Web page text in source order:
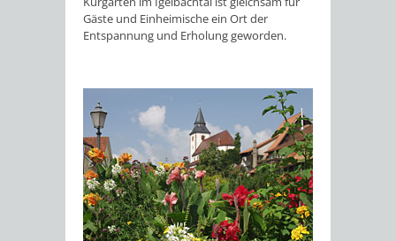
Gäste und Einheimische ein Ort der
Entspannung und Erholung geworden.